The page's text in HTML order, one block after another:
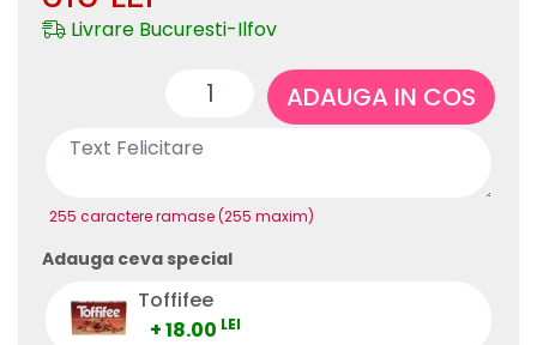
Livrare Bucuresti-Ilfov
ADAUGA IN COS
255 caractere ramase (255 maxim)
Adauga ceva special
Toffifee
+ 18.00 LEI